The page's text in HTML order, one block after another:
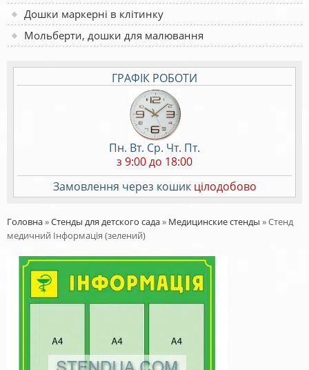
Дошки маркерні в клітинку
Мольберти, дошки для малювання
ГРАФІК РОБОТИ
Пн. Вт. Ср. Чт. Пт.
з 9:00 до 18:00
Замовлення через кошик цілодобово
Головна»Стенды для детского сада» Медицинские стенды »Стенд
медичний Інформація (зелений)